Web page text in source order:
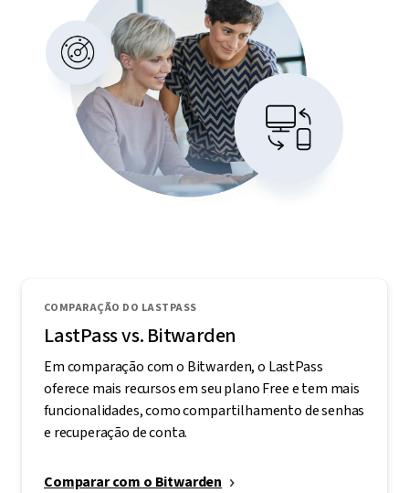
COMPARAÇÃO DO LASTPASS
LastPass vs. Bitwarden
Em comparação com o Bitwarden, o LastPass
oferece mais recursos em seu plano Free e tem mais
funcionalidades, como compartilhamento de senhas
e recuperação de conta.
Comparar com o Bitwarden